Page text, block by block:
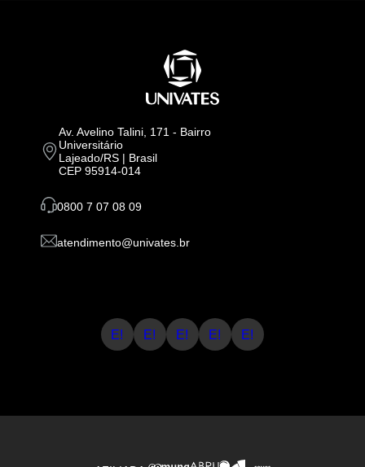
Av. Avelino Talini, 171 - Bairro
Universitário
Lajeado/RS | Brasil
CEP 95914-014
0800 7 07 08 09
atendimento@univates.br
E! E! E! E! E!